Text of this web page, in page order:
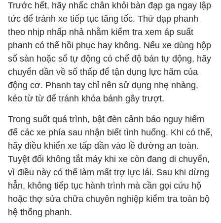
Trước hết, hãy nhấc chân khỏi bàn đạp ga ngay lập
tức để tránh xe tiếp tục tăng tốc. Thử đạp phanh
theo nhịp nhấp nhả nhằm kiểm tra xem áp suất
phanh có thể hồi phục hay không. Nếu xe dùng hộp
số sàn hoặc số tự động có chế độ bán tự động, hãy
chuyển dần về số thấp để tận dụng lực hãm của
động cơ. Phanh tay chỉ nên sử dụng nhẹ nhàng,
kéo từ từ để tránh khóa bánh gây trượt.
Trong suốt quá trình, bật đèn cảnh báo nguy hiểm
để các xe phía sau nhận biết tình huống. Khi có thể,
hãy điều khiển xe tấp dần vào lề đường an toàn.
Tuyệt đối không tắt máy khi xe còn đang di chuyển,
vì điều này có thể làm mất trợ lực lái. Sau khi dừng
hẳn, không tiếp tục hành trình mà cần gọi cứu hộ
hoặc thợ sửa chữa chuyên nghiệp kiểm tra toàn bộ
hệ thống phanh.